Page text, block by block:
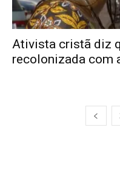
Ativista cristã diz
recolonizada com